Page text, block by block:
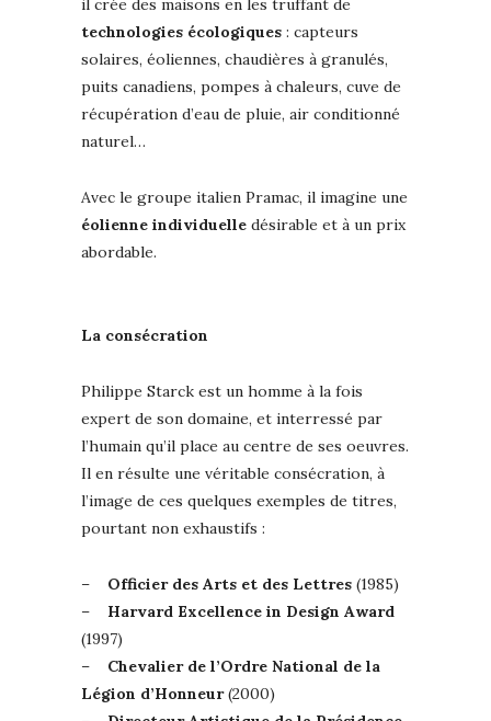
technologies écologiques : capteurs
solaires, éoliennes, chaudières à granulés,
puits canadiens, pompes à chaleurs, cuve de
récupération d’eau de pluie, air conditionné
naturel…
Avec le groupe italien Pramac, il imagine une
éolienne individuelle désirable et à un prix
abordable.
La consécration
Philippe Starck est un homme à la fois
expert de son domaine, et interressé par
l’humain qu’il place au centre de ses oeuvres.
Il en résulte une véritable consécration, à
l’image de ces quelques exemples de titres,
pourtant non exhaustifs :
– Officier des Arts et des Lettres (1985)
– Harvard Excellence in Design Award
(1997)
–
Chevalier de l’Ordre National de la
Légion d’Honneur(2000)